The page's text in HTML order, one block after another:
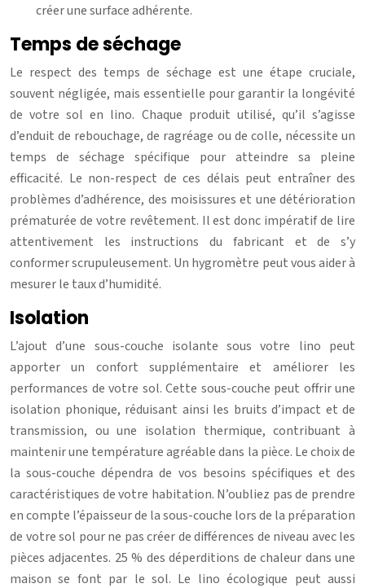
créer une surface adhérente.
Temps de séchage
Le respect des temps de séchage est une étape cruciale,
souvent négligée, mais essentielle pour garantir la longévité
de votre sol en lino. Chaque produit utilisé, qu’il s’agisse
d’enduit de rebouchage, de ragréage ou de colle, nécessite un
temps de séchage spécifique pour atteindre sa pleine
efficacité. Le non-respect de ces délais peut entraîner des
problèmes d’adhérence, des moisissures et une détérioration
prématurée de votre revêtement. Il est donc impératif de lire
attentivement les instructions du fabricant et de s’y
conformer scrupuleusement. Un hygromètre peut vous aider à
mesurer le taux d’humidité.
Isolation
L’ajout d’une sous-couche isolante sous votre lino peut
apporter un confort supplémentaire et améliorer les
performances de votre sol. Cette sous-couche peut offrir une
isolation phonique, réduisant ainsi les bruits d’impact et de
transmission, ou une isolation thermique, contribuant à
maintenir une température agréable dans la pièce. Le choix de
la sous-couche dépendra de vos besoins spécifiques et des
caractéristiques de votre habitation. N’oubliez pas de prendre
en compte l’épaisseur de la sous-couche lors de la préparation
de votre sol pour ne pas créer de différences de niveau avec les
pièces adjacentes. 25 % des déperditions de chaleur dans une
maison se font par le sol. Le lino écologique peut aussi